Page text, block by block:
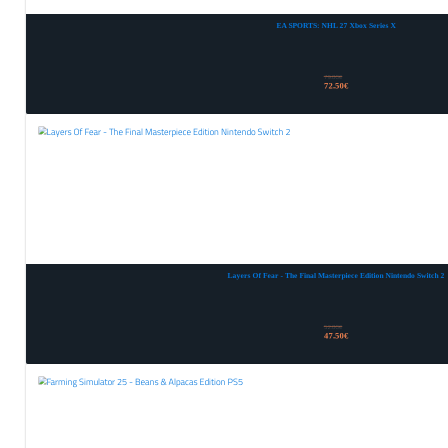
EA SPORTS: NHL 27 Xbox Series X
79.00€
Izvorna
je:
72.50€Trenutna
72.50€.
Layers Of Fear - The Final Masterpiece Edition Nintendo Switch 2
52.00€
Izvorna
je:
47.50€Trenutna
47.50€.